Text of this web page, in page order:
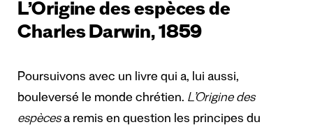
L’Origine des espèces de
Charles Darwin, 1859
Poursuivons avec un livre qui a, lui aussi,
bouleversé le monde chrétien. L’Origine des
espècesa remis en question les principes du